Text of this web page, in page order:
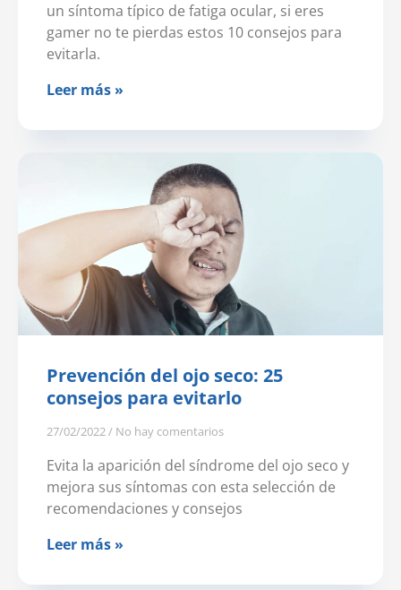
un síntoma típico de fatiga ocular, si eres
gamer no te pierdas estos 10 consejos para
evitarla.
Leer más »
Prevención del ojo seco: 25
consejos para evitarlo
27/02/2022 No hay comentarios
Evita la aparición del síndrome del ojo seco y
mejora sus síntomas con esta selección de
recomendaciones y consejos
Leer más »